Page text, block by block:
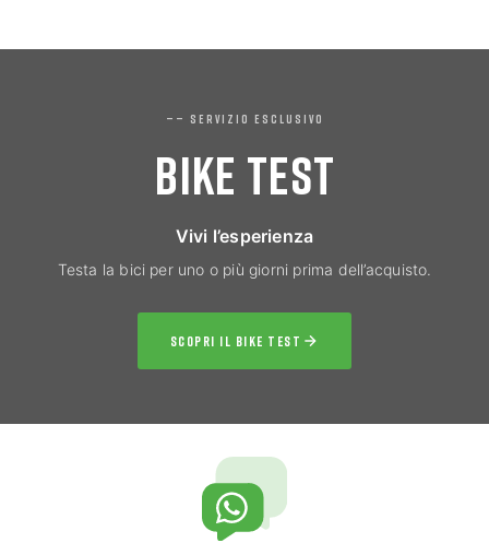
—— SERVIZIO ESCLUSIVO
BIKE TEST
Vivi l’esperienza
Testa la bici per uno o più giorni prima dell’acquisto.
SCOPRI IL BIKE TEST